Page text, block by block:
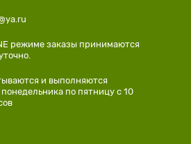
режиме заказы принимаются
и выполняются
по пятницу с 10